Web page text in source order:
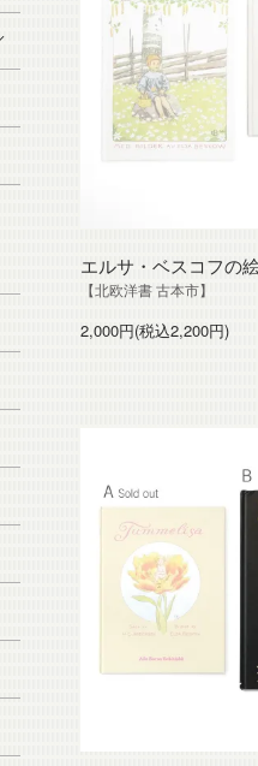
エルサ・ベスコフの
【北欧洋書 古本市】
2,000円(税込2,200円)